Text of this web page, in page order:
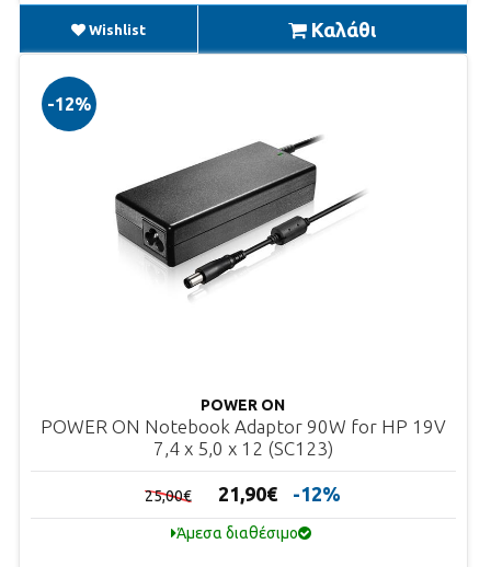
Wishlist Καλάθι
-12%
POWER ON
POWER ON Notebook Adaptor 90W for HP 19V
7,4 x 5,0 x 12 (SC123)
25,00€ 21,90€ -12%
Άμεσα διαθέσιμο